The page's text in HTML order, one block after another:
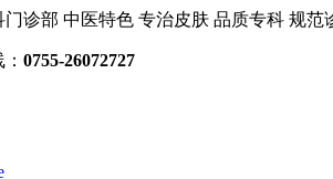
门诊部 中医特色 专治皮肤 品质专科 规
0755-26072727